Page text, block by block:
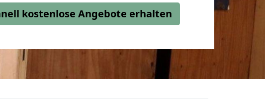
kostenlose Angebote erhalten